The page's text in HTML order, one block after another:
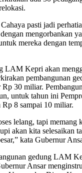
pasti jadi
mengorbankan
mereka dengan
LAM Kepri akan
pembangunan
30 miliar.
untuk tahun ini
Rp 8 sampai 10 miliar.
lelang, tapi memang
akan kita selesaikan
kata Gubernur
gedung LAM
Ansar